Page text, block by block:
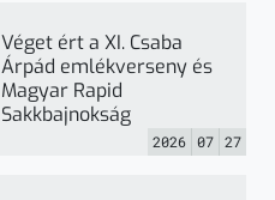
Véget ért a XI. Csaba
Árpád emlékverseny és
Magyar Rapid
Sakkbajnokság
2026 07 27